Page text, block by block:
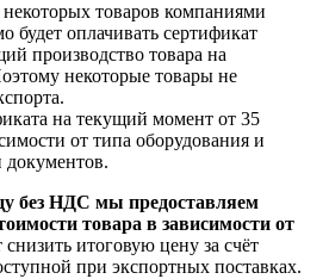
товаров компаниями
будет оплачивать сертификат
производство товара на
некоторые товары не
на текущий момент от 35
от типа оборудования и
документов.
без НДС мы предоставляем
товара в зависимости от
снизить итоговую цену за счёт
при экспортных поставках.